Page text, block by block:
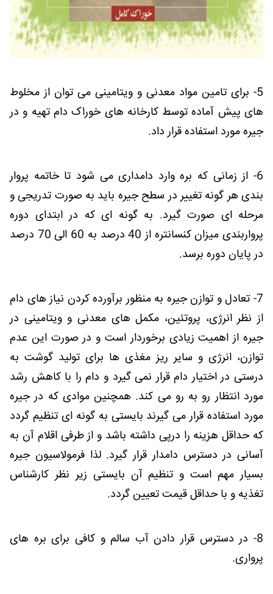
5- برای تامین مواد معدنی و ویتامینی می توان از مخلوط
های پیش آماده توسط کارخانه های خوراک دام تهیه و در
جیره مورد استفاده قرار داد.
6- از زمانی که بره وارد دامداری می شود تا خاتمه پروار
بندی هر گونه تغییر در سطح جیره باید به صورت تدریجی و
مرحله ای صورت گیرد. به گونه ای که در ابتدای دوره
پرواربندی میزان کنسانتره از 40 درصد به 60 الی 70 درصد
در پایان دوره برسد.
7- تعادل و توازن جیره به منظور برآورده کردن نیاز های دام
از نظر انرژی، پروتئین، مکمل های معدنی و ویتامینی در
جیره از اهمیت زیادی برخوردار است و در صورت این عدم
توازن، انرژی و سایر ریز مغذی ها برای تولید گوشت به
درستی در اختیار دام قرار نمی گیرد و دام را با کاهش رشد
مورد انتظار رو به رو می کند. همچنین موادی که در جیره
مورد استفاده قرار می گیرند بایستی به گونه ای تنظیم گردد
که حداقل هزینه را درپی داشته باشد و از طرفی اقلام آن به
آسانی در دسترس دامدار قرار گیرد. لذا فرمولاسیون جیره
بسیار مهم است و تنظیم آن بایستی زیر نظر کارشناس
تغذیه و با حداقل قیمت تعیین گردد.
8- در دسترس قرار دادن آب سالم و کافی برای بره های
پرواری.